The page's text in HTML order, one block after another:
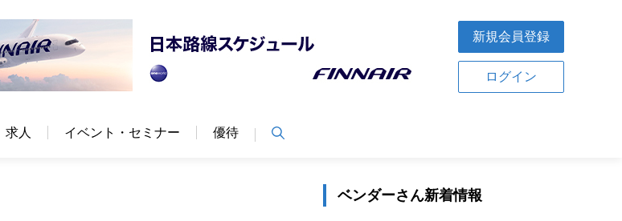
新規会員登録
ログイン
求人 イベント・セミナー 優待
ベンダーさん新着情報